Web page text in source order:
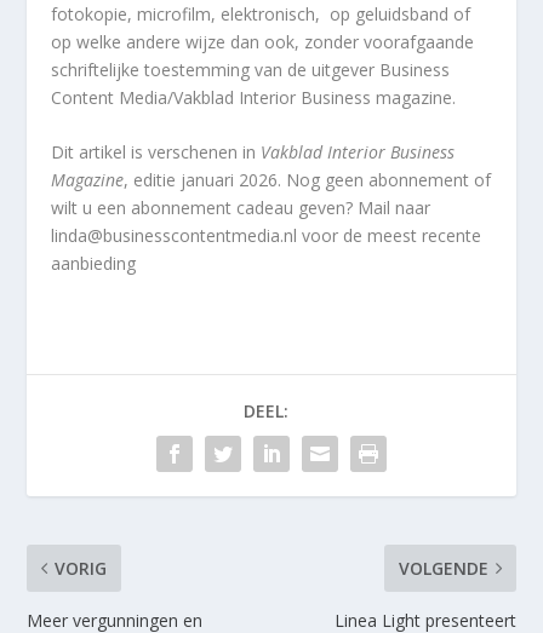
fotokopie, microfilm, elektronisch, op geluidsband of
op welke andere wijze dan ook, zonder voorafgaande
schriftelijke toestemming van de uitgever Business
Content Media/Vakblad Interior Business magazine.
Dit artikel is verschenen in Vakblad Interior Business
Magazine, editie januari 2026. Nog geen abonnement of
wilt u een abonnement cadeau geven? Mail naar
linda@businesscontentmedia.nl voor de meest recente
aanbieding
DEEL:
VORIG
Meer vergunningen en
VOLGENDE
Linea Light presenteert